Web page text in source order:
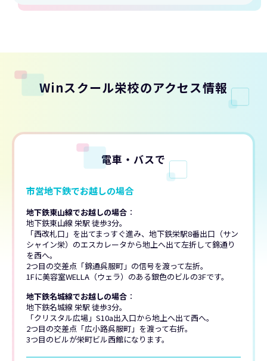
Winスクール栄校のアクセス情報
電車・バスで
市営地下鉄でお越しの場合
地下鉄東山線でお越しの場合 ：
地下鉄東山線 栄駅 徒歩3分。
「西改札口」を出てまっすぐ進み、地下鉄栄駅8番出口（サン
シャイン栄）のエスカレータから地上へ出て左折して錦通り
を西へ。
2つ目の交差点「錦通呉服町」の信号を渡って左折。
1Fに美容室WELLA（ウェラ）のある銀色のビルの3Fです。
地下鉄名城線でお越しの場合 ：
地下鉄名城線 栄駅 徒歩3分。
「クリスタル広場」S10a出入口から地上へ出て西へ。
2つ目の交差点「広小路呉服町」を渡って右折。
3つ目のビルが栄町ビル西館になります。